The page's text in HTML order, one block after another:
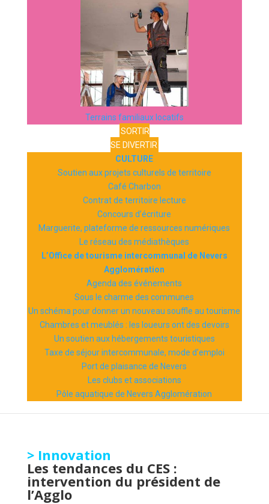
Terrains familiaux locatifs
SORTIR
SE DIVERTIR
CULTURE
Soutien aux projets culturels de territoire
Café Charbon
Contrat de territoire lecture
Concours d’écriture
Marguerite, plateforme de ressources numériques
Le réseau des médiathèques
L’Office de tourisme intercommunal de Nevers
Agglomération
Agenda des événements
Sous le charme des communes
Un schéma pour donner un nouveau souffle au tourisme
Chambres et meublés : les loueurs ont des devoirs
Un soutien aux hébergements touristiques
Taxe de séjour intercommunale, mode d’emploi
Port de plaisance de Nevers
Les clubs et associations
Pôle aquatique de Nevers Agglomération
> Innovation
Les tendances du CES :
intervention du président de
l’Agglo